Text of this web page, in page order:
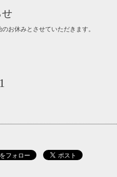
お休みとさせていただきます。
1